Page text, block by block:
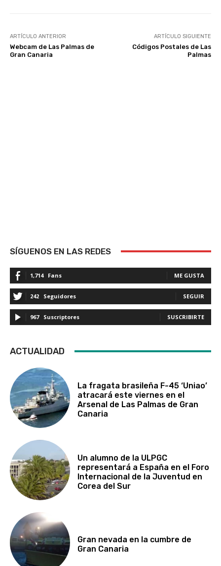
ARTÍCULO ANTERIOR
Webcam de Las Palmas de
Gran Canaria
ARTÍCULO SIGUIENTE
Códigos Postales de Las
Palmas
SÍGUENOS EN LAS REDES
1,714 Fans ME GUSTA
242 Seguidores SEGUIR
967 Suscriptores SUSCRIBIRTE
ACTUALIDAD
La fragata brasileña F-45 ‘Uniao’
atracará este viernes en el
Arsenal de Las Palmas de Gran
Canaria
Un alumno de la ULPGC
representará a España en el Foro
Internacional de la Juventud en
Corea del Sur
Gran nevada en la cumbre de
Gran Canaria